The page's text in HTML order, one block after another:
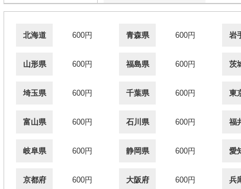
北海道 600円 青森県 600円 岩
山形県 600円 福島県 600円 茨
埼玉県 600円 千葉県 600円 東
富山県 600円 石川県 600円 福
岐阜県 600円 静岡県 600円 愛
京都府 600円 大阪府 600円 兵